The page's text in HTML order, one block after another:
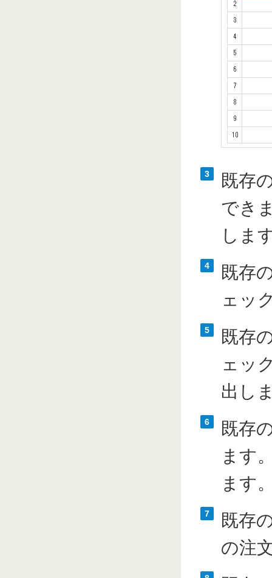
3
既存
でき
しま
4
既存
ェッ
5
既存
ェッ
出し
6
既存
ます
ます
7
既存
の注